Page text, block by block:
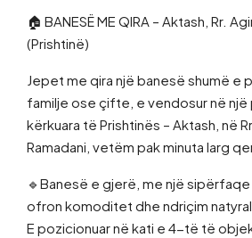
🏠 BANESË ME QIRA – Aktash, Rr.
(Prishtinë)
Jepet me qira një banesë shumë e
familje ose çifte, e vendosur në
kërkuara të Prishtinës – Aktash, në
Ramadani, vetëm pak minuta larg
🔹Banesë e gjerë, me një sipërfaqe
ofron komoditet dhe ndriçim
E pozicionuar në kati e 4-të të